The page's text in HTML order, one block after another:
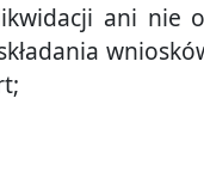
ani nie